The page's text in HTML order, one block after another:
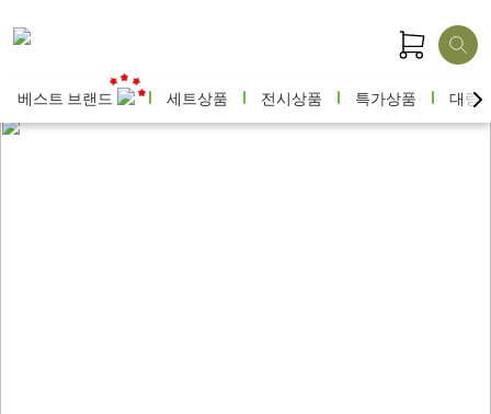
베스트 브랜드 세트상품 전시상품 특가상품 대량